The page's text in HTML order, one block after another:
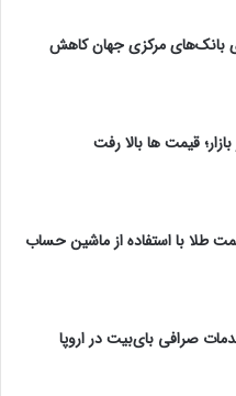
بانک‌های مرکزی جهان کاهش
قیمت ها بالا رفت
طلا با استفاده از ماشین حساب
صرافی بای‌بیت در اروپا